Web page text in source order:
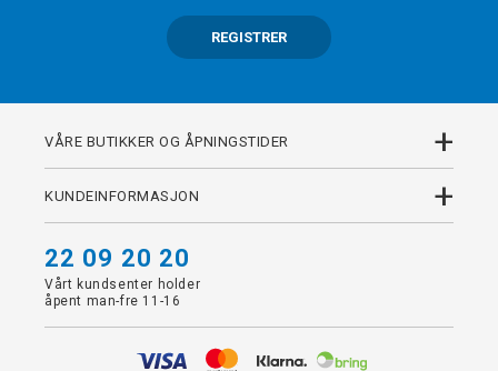
REGISTRER
VÅRE BUTIKKER OG ÅPNINGSTIDER +
KUNDEINFORMASJON +
22 09 20 20
Vårt kundsenter holder
åpent man-fre 11-16